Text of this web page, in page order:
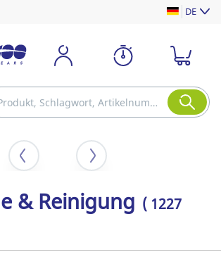
DE
& Reinigung ( 1227